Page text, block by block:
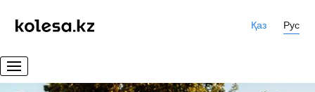
Қаз Рус